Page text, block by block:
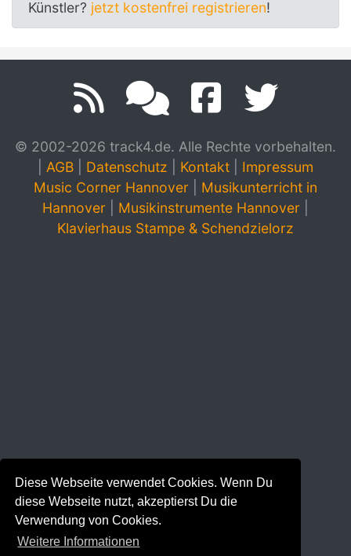
Diese Webseite verwendet Cookies. Wenn Du
diese Webseite nutzt, akzeptierst Du die
Verwendung von Cookies.
Weitere Informationen
Künstler? jetzt kostenfrei registrieren!
© 2002-2026 track4.de. Alle Rechte vorbehalten.
AGB Datenschutz Kontakt
Impressum
Music Corner Hannover
Musikunterricht in
Hannover
Musikinstrumente Hannover
Klavierhaus Stampe & Schendzielorz